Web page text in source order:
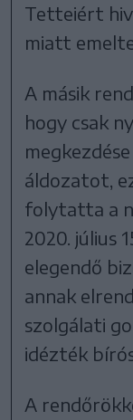
Tetteiért
miatt
A másik
hogy csak
áldozatot,
folytatta a
2020. július
elegendő
annak
szolgálati
idézték
A